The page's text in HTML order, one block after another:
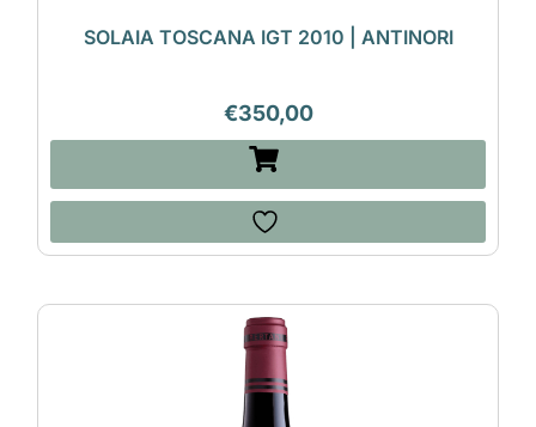
SOLAIA TOSCANA IGT 2010 | ANTINORI
€350,00